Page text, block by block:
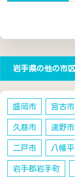
岩手県の他の市
盛岡市 宮古市
久慈市 遠野市
二戸市 八幡
岩手郡岩手町